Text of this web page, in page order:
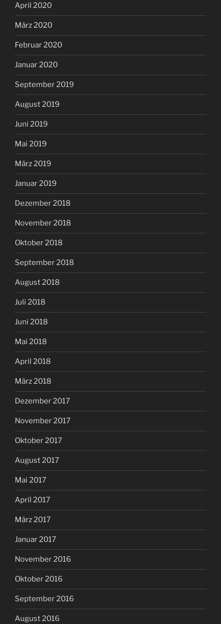
April 2020
März 2020
Februar 2020
Januar 2020
September 2019
August 2019
Juni 2019
Mai 2019
März 2019
Januar 2019
Dezember 2018
November 2018
Oktober 2018
September 2018
August 2018
Juli 2018
Juni 2018
Mai 2018
April 2018
März 2018
Dezember 2017
November 2017
Oktober 2017
August 2017
Mai 2017
April 2017
März 2017
Januar 2017
November 2016
Oktober 2016
September 2016
August 2016